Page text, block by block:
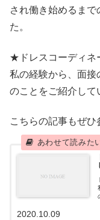
され働き始めるま
た。
★ドレスコーディネ
私の経験から、面接
のことをご紹介して
こちらの記事もぜひ
2020.10.09